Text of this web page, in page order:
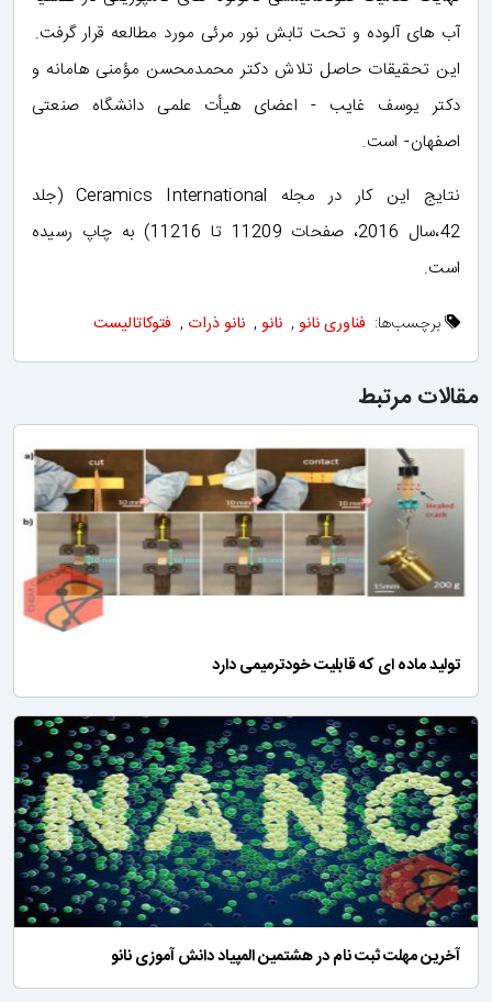
آب های آلوده و تحت تابش نور مرئی مورد مطالعه قرار گرفت.
این تحقیقات حاصل تلاش دکتر محمدمحسن مؤمنی هامانه و
دکتر یوسف غایب - اعضای هیأت علمی دانشگاه صنعتی
اصفهان- است.
نتایج این کار در مجله Ceramics International (جلد
42،سال 2016، صفحات 11209 تا 11216) به چاپ رسیده
است.
برچسب‌ها: فناوری نانو , نانو , نانو ذرات , فتوکاتالیست
مقالات مرتبط
تولید ماده ای که قابلیت خودترمیمی دارد
آخرین مهلت ثبت نام در هشتمین المپیاد دانش آموزی نانو